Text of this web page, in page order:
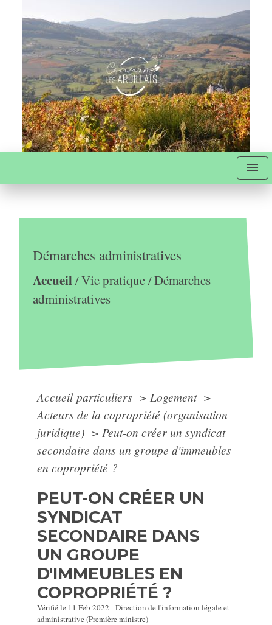
menu
Démarches administratives
Accueil/Vie pratique/Démarches
administratives
Accueil particuliers > Logement >
Acteurs de la copropriété (organisation
juridique) > Peut-on créer un syndicat
secondaire dans un groupe d'immeubles
en copropriété ?
PEUT-ON CRÉER UN
SYNDICAT
SECONDAIRE DANS
UN GROUPE
D'IMMEUBLES EN
COPROPRIÉTÉ ?
Vérifié le 11 Feb 2022 - Direction de l'information légale et
administrative (Première ministre)